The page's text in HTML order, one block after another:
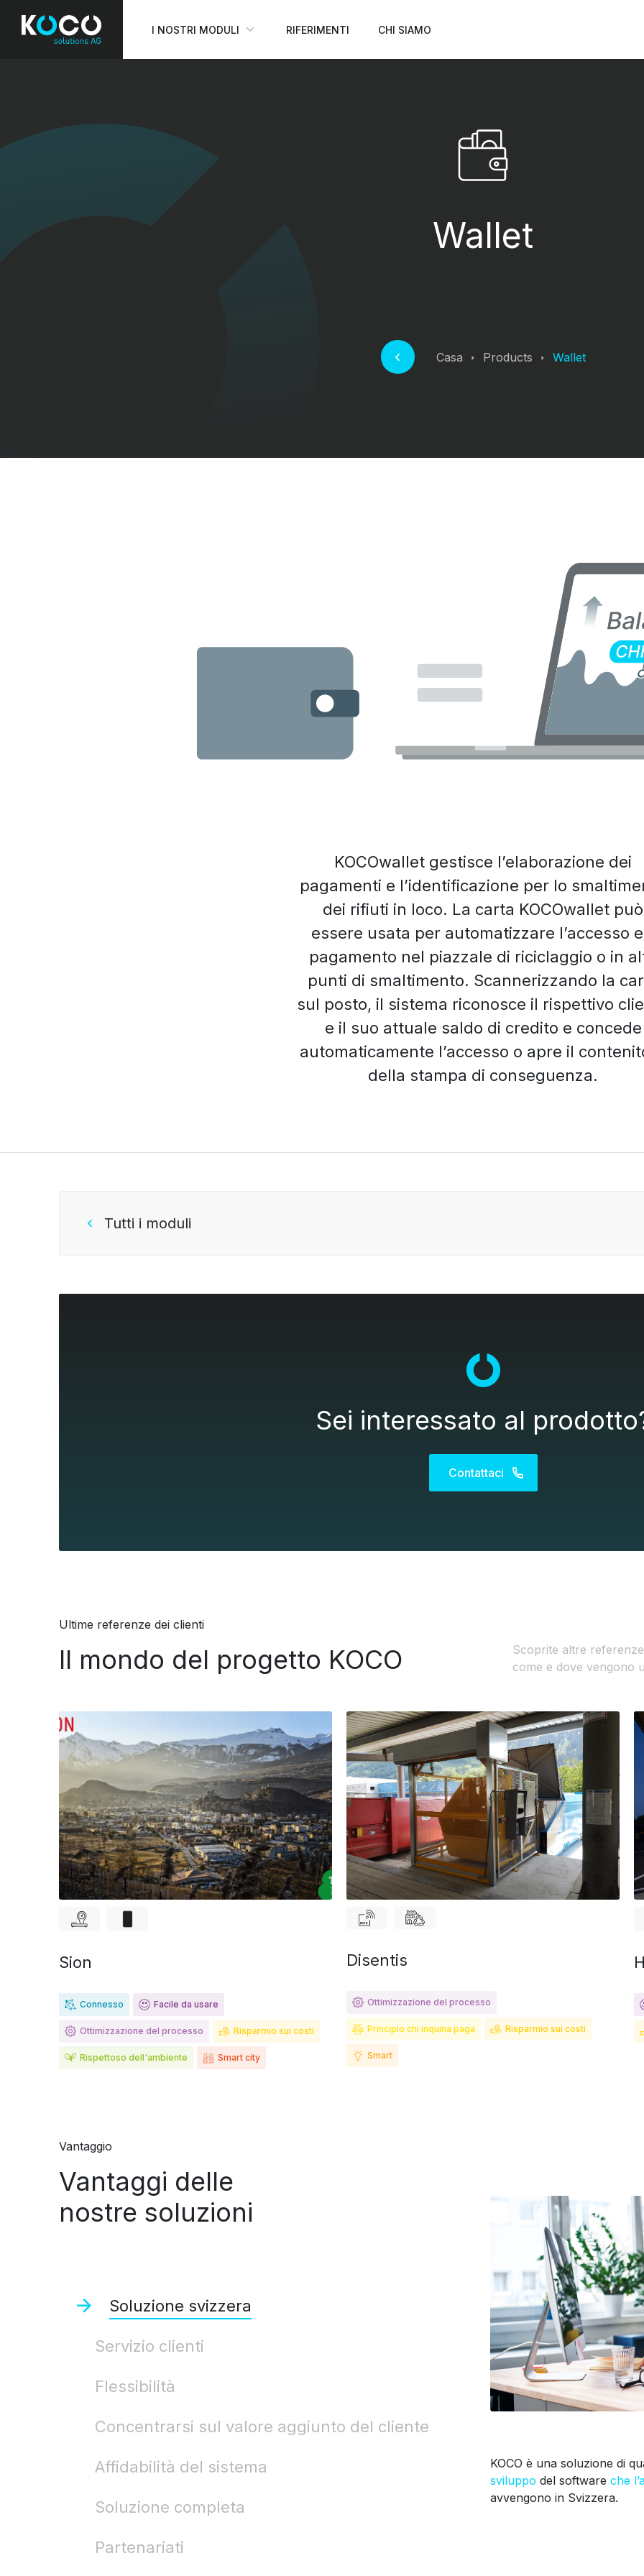
I NOSTRI MODULI RIFERIMENTI CHI SIAMO
Wallet
Casa Products Wallet
KOCOwallet gestisce l’elaborazione dei
pagamenti e l’identificazione per lo
dei rifiuti in loco. La carta KOCOwallet può
essere usata per automatizzare l’accesso
pagamento nel piazzale di riciclaggio o in
punti di smaltimento. Scannerizzando la
sul posto, il sistema riconosce il rispettivo
e il suo attuale saldo di credito e concede
automaticamente l’accesso o apre il
della stampa di conseguenza.
Tutti i moduli
Sei interessato al
Contattaci
Ultime referenze dei clienti
Il mondo del progetto KOCO
Scoprite altre
come e dove vengono
Sion
Connesso Facile da usare
Ottimizzazione del processo Risparmio sui costi
Rispettoso dell'ambiente Smart city
Disentis
Ottimizzazione del processo
Principio chi inquina paga Risparmio sui costi
Smart
Vantaggio
Vantaggi delle
nostre soluzioni
Soluzione svizzera
Servizio clienti
Flessibilità
Concentrarsi sul valore aggiunto del cliente
Affidabilità del sistema
Soluzione completa
Partenariati
KOCO è una soluzione di
sviluppo del software che
avvengono in Svizzera.